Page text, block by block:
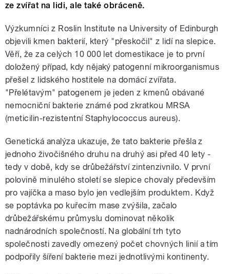
ze zvířat na lidi, ale také obráceně.
Výzkumníci z Roslin Institute na University of Edinburgh
objevili kmen bakterií, který "přeskočil" z lidí na slepice.
Věří, že za celých 10 000 let domestikace je to první
doložený případ, kdy nějaký patogenní mikroorganismus
přešel z lidského hostitele na domácí zvířata.
"Přelétavým" patogenem je jeden z kmenů obávané
nemocniční bakterie známé pod zkratkou MRSA
(meticilin-rezistentní Staphylococcus aureus).
Genetická analýza ukazuje, že tato bakterie přešla z
jednoho živočišného druhu na druhý asi před 40 lety -
tedy v době, kdy se drůbežářství zintenzivnilo. V první
polovině minulého století se slepice chovaly především
pro vajíčka a maso bylo jen vedlejším produktem. Když
se poptávka po kuřecím mase zvýšila, začalo
drůbežářskému průmyslu dominovat několik
nadnárodních společností. Na globální trh tyto
společnosti zavedly omezený počet chovných linií a tím
podpořily šíření bakterie mezi jednotlivými kontinenty.